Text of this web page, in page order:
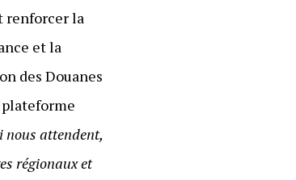
renforcer la
et la
des Douanes
nous attendent,
régionaux et